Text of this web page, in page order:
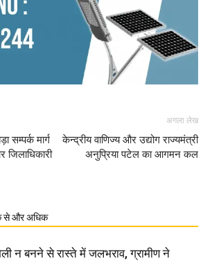
सम्पर्क मार्ग
जिलाधिकारी
अगला लेख
केन्द्रीय वाणिज्य और उद्योग राज्यमंत्री
अनुप्रिया पटेल का आगमन कल
और अधिक
न बनने से रास्ते में जलभराव, ग्रामीण ने